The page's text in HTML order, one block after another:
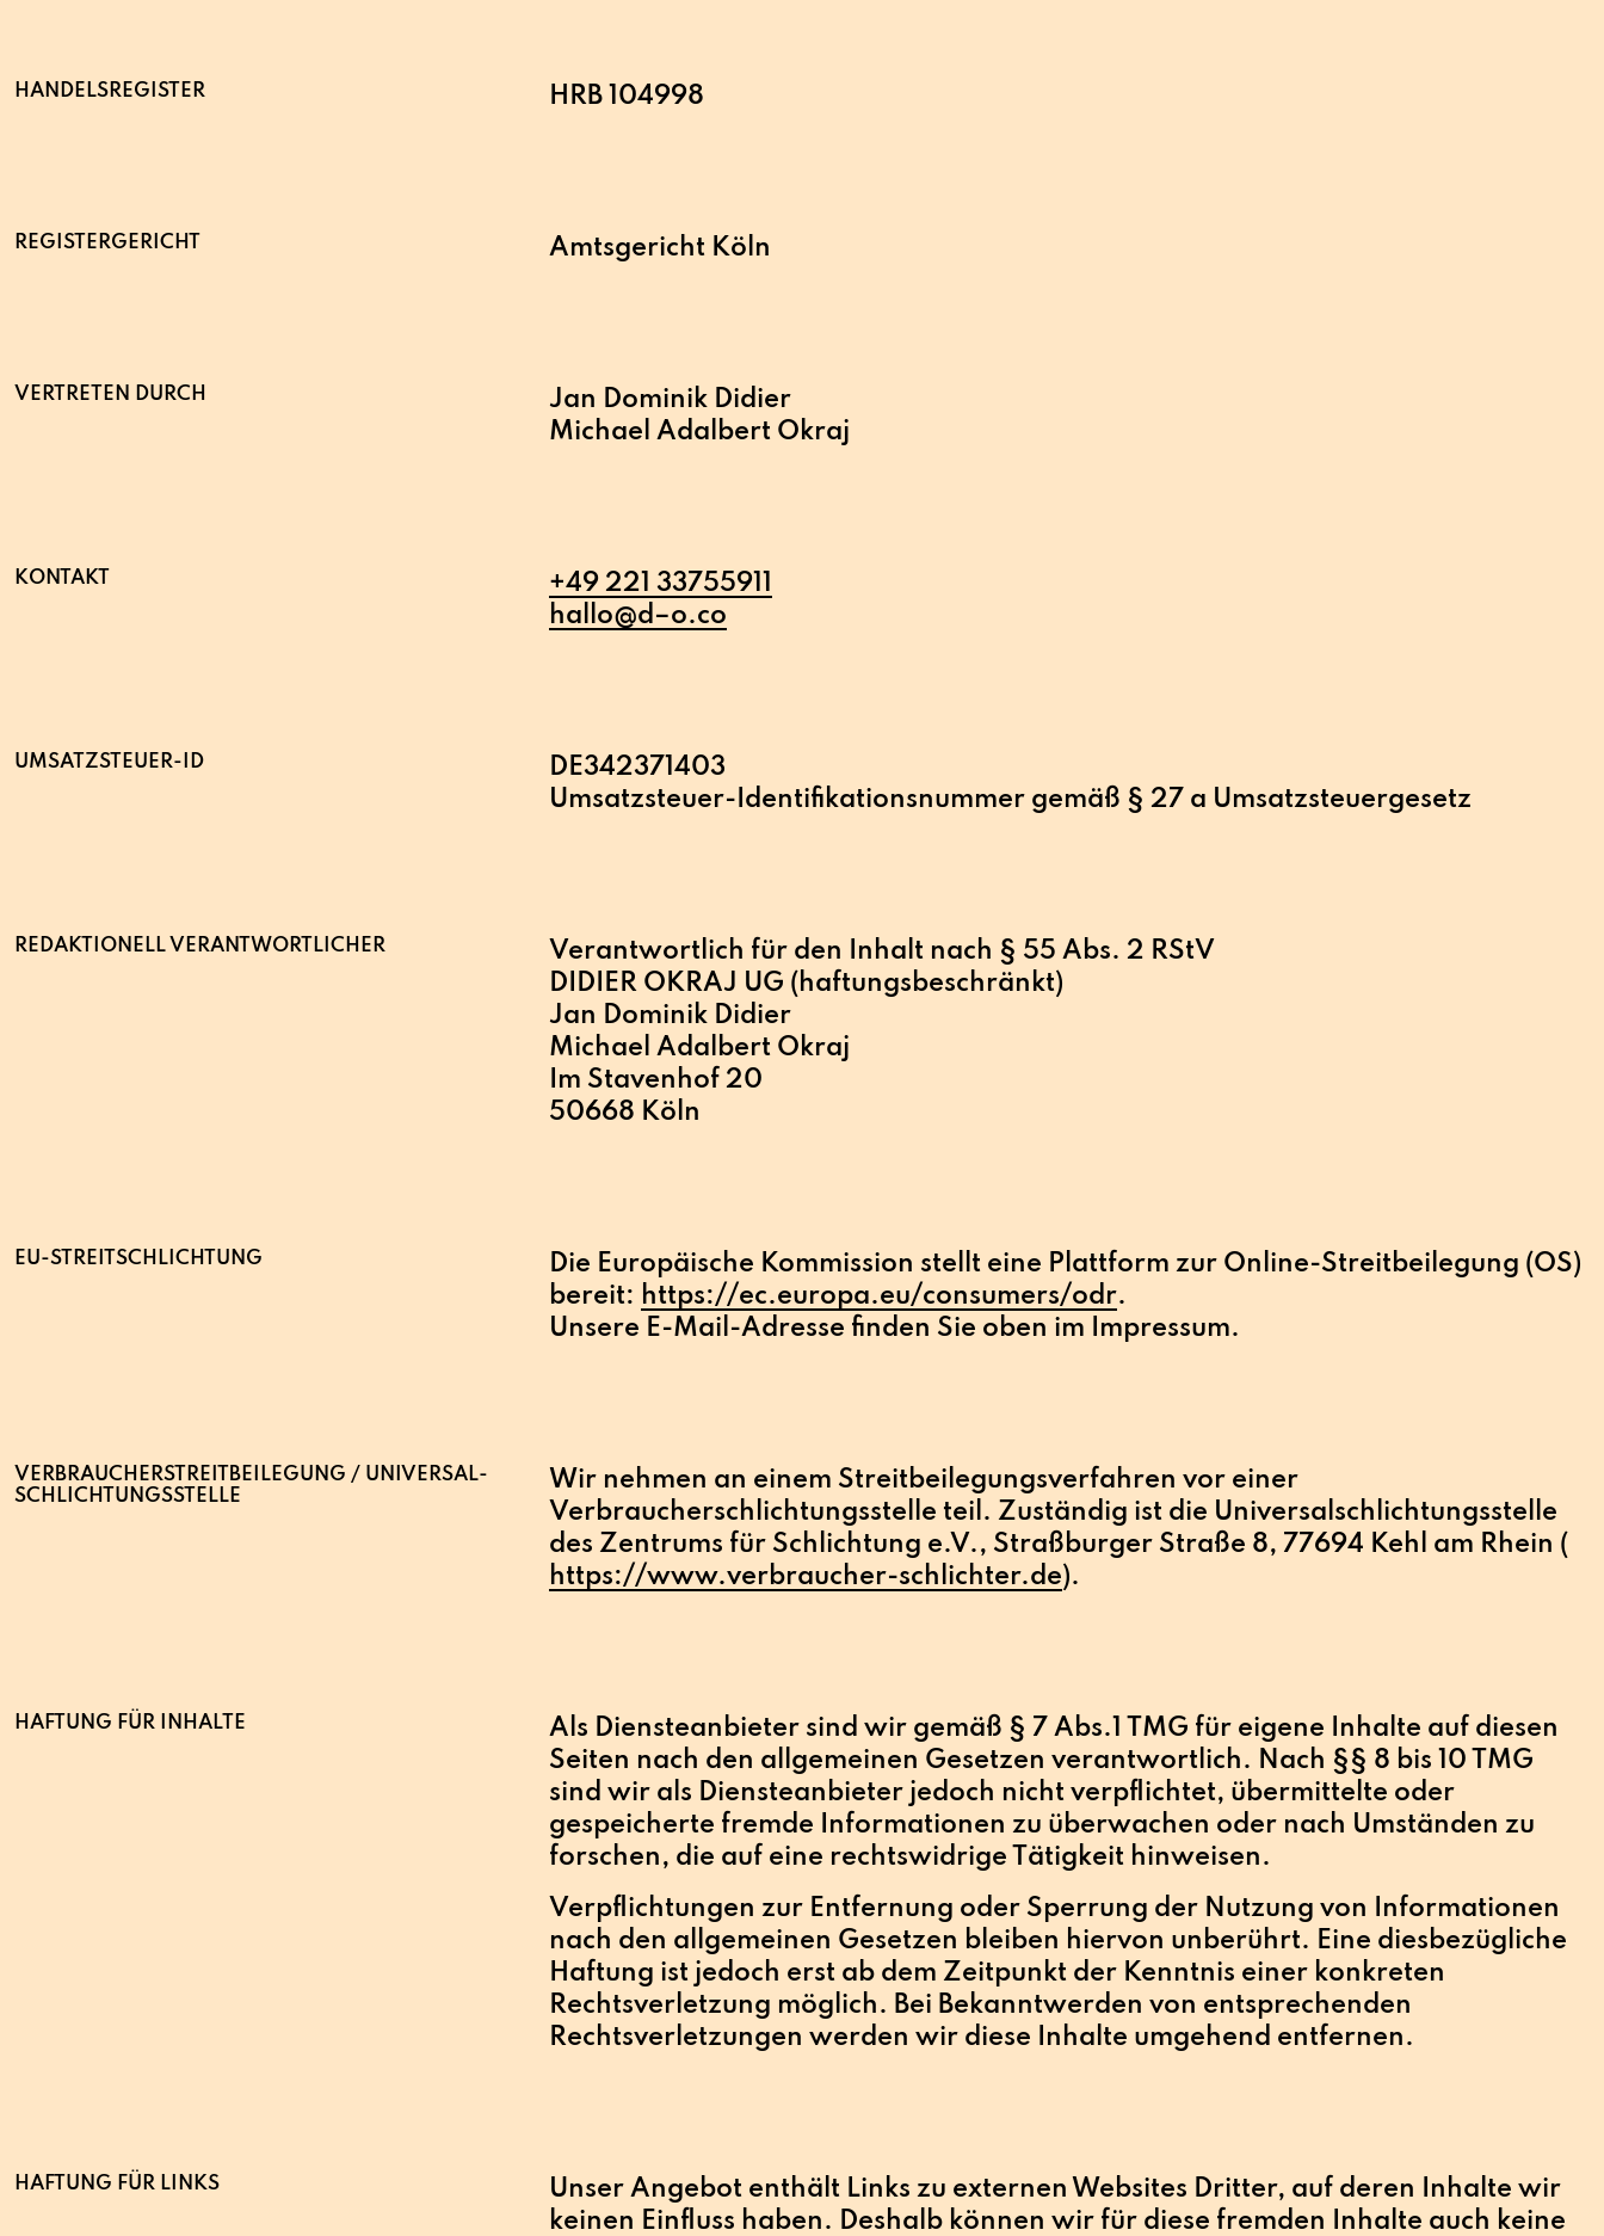
HANDELSREGISTER HRB 104998
REGISTERGERICHT Amtsgericht Köln
VERTRETEN DURCH
Jan Dominik Didier
Michael Adalbert Okraj
KONTAKT
+49 221 33755911
hallo@d–o.co
UMSATZSTEUER-ID
DE342371403
Umsatzsteuer-Identifikationsnummer gemäß § 27 a Umsatzsteuergesetz
REDAKTIONELL VERANTWORTLICHER
Verantwortlich für den Inhalt nach § 55 Abs. 2 RStV
DIDIER OKRAJ UG (haftungsbeschränkt)
Jan Dominik Didier
Michael Adalbert Okraj
Im Stavenhof 20
50668 Köln
EU-STREITSCHLICHTUNG
Die Europäische Kommission stellt eine Plattform zur Online-Streitbeilegung (OS)
bereit: https://ec.europa.eu/consumers/odr.
Unsere E-Mail-Adresse finden Sie oben im Impressum.
VERBRAUCHER­STREIT­BEILEGUNG / UNIVERSAL­
SCHLICHTUNGS­STELLE
Wir nehmen an einem Streitbeilegungsverfahren vor einer
Verbraucherschlichtungsstelle teil. Zuständig ist die Universalschlichtungsstelle
des Zentrums für Schlichtung e.V., Straßburger Straße 8, 77694 Kehl am Rhein (
https://www.verbraucher-schlichter.de).
HAFTUNG FÜR INHALTE
Als Diensteanbieter sind wir gemäß § 7 Abs.1 TMG für eigene Inhalte auf diesen
Seiten nach den allgemeinen Gesetzen verantwortlich. Nach §§ 8 bis 10 TMG
sind wir als Diensteanbieter jedoch nicht verpflichtet, übermittelte oder
gespeicherte fremde Informationen zu überwachen oder nach Umständen zu
forschen, die auf eine rechtswidrige Tätigkeit hinweisen.
Verpflichtungen zur Entfernung oder Sperrung der Nutzung von Informationen
nach den allgemeinen Gesetzen bleiben hiervon unberührt. Eine diesbezügliche
Haftung ist jedoch erst ab dem Zeitpunkt der Kenntnis einer konkreten
Rechtsverletzung möglich. Bei Bekanntwerden von entsprechenden
Rechtsverletzungen werden wir diese Inhalte umgehend entfernen.
HAFTUNG FÜR LINKS
Unser Angebot enthält Links zu externen Websites Dritter, auf deren Inhalte wir
keinen Einfluss haben. Deshalb können wir für diese fremden Inhalte auch keine